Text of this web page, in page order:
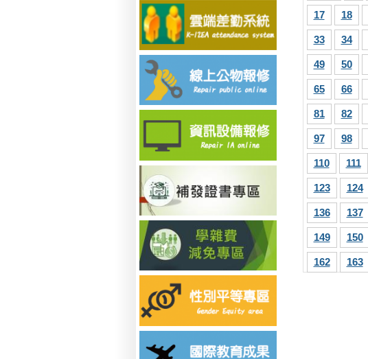
17 18
33 34
49 50
65 66
81 82
97 98
110 111
123 124
136 137
149 150
162 163